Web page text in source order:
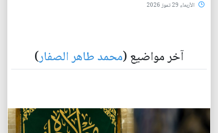
الأربعاء 29 تموز 2026
آخر مواضيع (محمد طاهر الصفار)